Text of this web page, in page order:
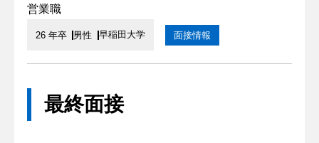
営業職
26 年卒 男性 早稲田大学 面接情報
最終面接